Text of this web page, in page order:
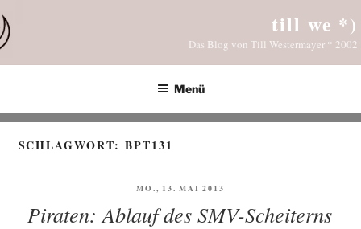
Inhalt
springen
till we *)
Das Blog von Till Westermayer * 2002
Menü
SCHLAGWORT:BPT131
VERÖFFENTLICHT
MO., 13. MAI 2013
Piraten: Ablauf des SMV-Scheiterns